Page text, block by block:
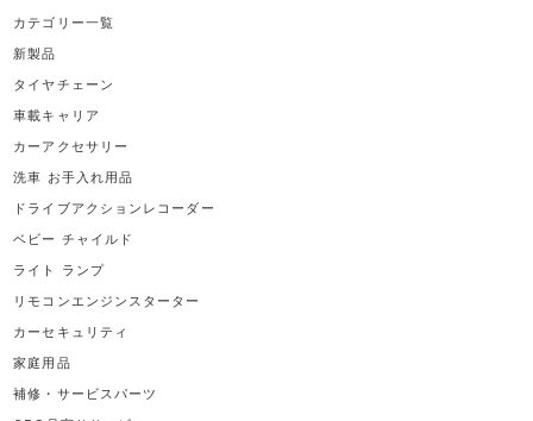
カテゴリー一覧
新製品
タイヤチェーン
車載キャリア
カーアクセサリー
洗車 お手入れ用品
ドライブアクションレコーダー
ベビー チャイルド
ライト ランプ
リモコンエンジンスターター
カーセキュリティ
家庭用品
補修・サービスパーツ